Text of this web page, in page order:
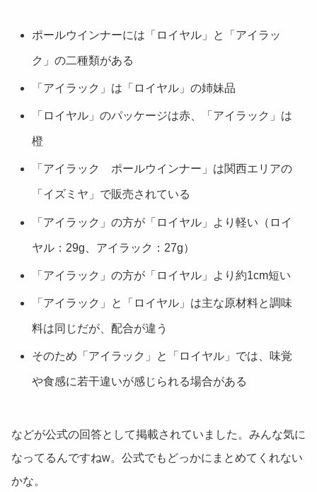
ポールウインナーには「ロイヤル」と「アイラッ
ク」の二種類がある
「アイラック」は「ロイヤル」の姉妹品
「ロイヤル」のパッケージは赤、「アイラック」は
橙
「アイラック ポールウインナー」は関西エリアの
「イズミヤ」で販売されている
「アイラック」の方が「ロイヤル」より軽い（ロイ
ヤル：29g、アイラック：27g）
「アイラック」の方が「ロイヤル」より約1cm短い
「アイラック」と「ロイヤル」は主な原材料と調味
料は同じだが、配合が違う
そのため「アイラック」と「ロイヤル」では、味覚
や食感に若干違いが感じられる場合がある
などが公式の回答として掲載されていました。みんな気に
なってるんですねw。公式でもどっかにまとめてくれない
かな。